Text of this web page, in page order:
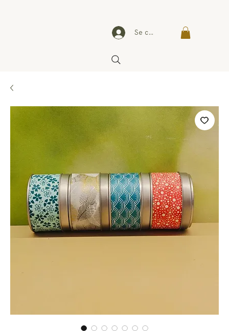
Se connecter